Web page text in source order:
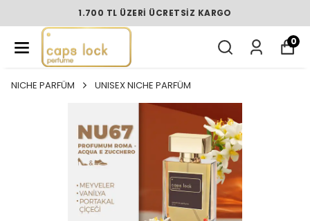
1.700 TL ÜZERI ÜCRETSIZ KARGO
0
NICHE PARFÜM UNISEX NICHE PARFÜM